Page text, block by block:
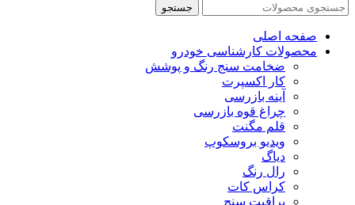
جستجو
صفحه اصلی
محصولات کارشناسی خودرو
ضخامت سنج رنگ و پوشش
کار اکسپرت
آینه بازرسی
چراغ قوه بازرسی
قلم مگنت
ویدیو بروسکوپ
دیاگ
رال رنگ
کراس کات
براقیت سنج